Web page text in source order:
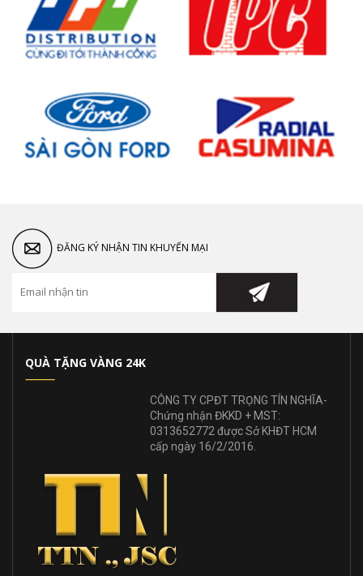
ĐĂNG KÝ NHẬN TIN KHUYẾN MẠI
QUÀ TẶNG VÀNG 24K
CÔNG TY CPĐT TRỌNG TÍN NGHĨA-
Chứng nhận ĐKKD + MST:
0313652772 được Sở KHĐT HCM
cấp ngày 16/2/2016.